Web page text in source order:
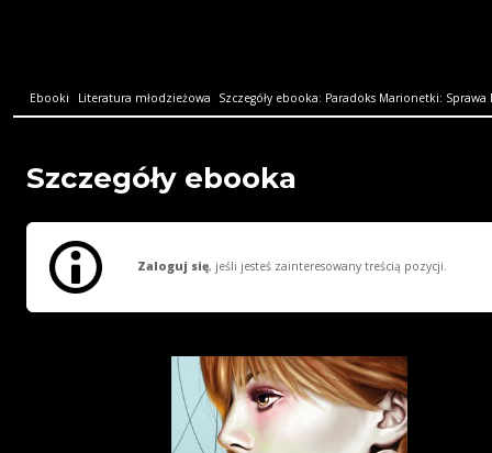
Ebooki Literatura młodzieżowa Szczegóły ebooka: Paradoks Marionetki:
Szczegóły ebooka
Zaloguj się, jeśli jesteś zainteresowany treścią pozycji.